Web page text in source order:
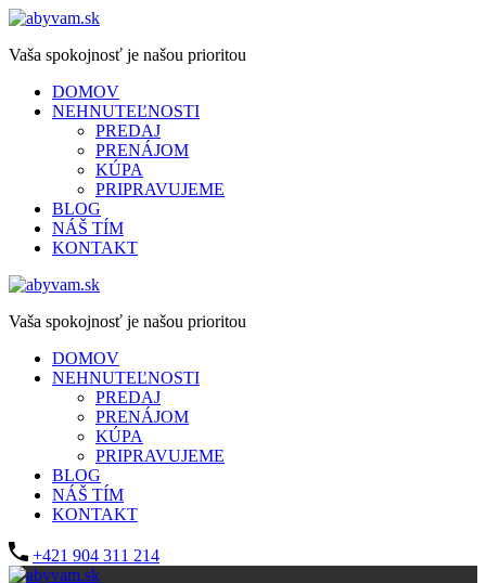
Vaša spokojnosť je našou prioritou
DOMOV
NEHNUTEĽNOSTI
PREDAJ
PRENÁJOM
KÚPA
PRIPRAVUJEME
BLOG
NÁŠ TÍM
KONTAKT
Vaša spokojnosť je našou prioritou
DOMOV
NEHNUTEĽNOSTI
PREDAJ
PRENÁJOM
KÚPA
PRIPRAVUJEME
BLOG
NÁŠ TÍM
KONTAKT
+421 904 311 214